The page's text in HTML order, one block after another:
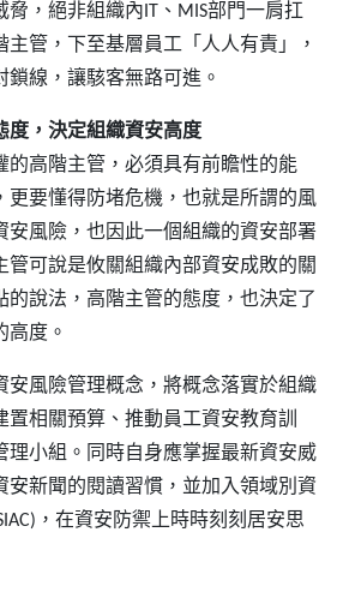
脅，絕非組織內IT、MIS部門一肩扛
主管，下至基層員工「人人有責」，
線，讓駭客無路可進。
度，決定組織資安高度
的高階主管，必須具有前瞻性的能
更要懂得防堵危機，也就是所謂的風
安風險，也因此一個組織的資安部署
管可說是攸關組織內部資安成敗的關
的說法，高階主管的態度，也決定了
高度。
安風險管理概念，將概念落實於組織
相關預算、推動員工資安教育訓
理小組。同時自身應掌握最新資安威
安新聞的閱讀習慣，並加入領域別資
，在資安防禦上時時刻刻居安思